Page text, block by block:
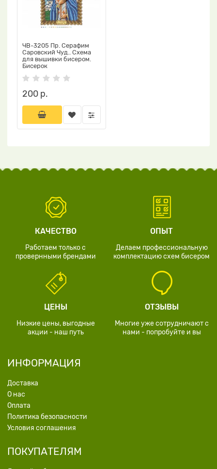
ЧВ-3205 Пр. Серафим
Саровский Чуд.. Схема
для вышивки бисером.
Бисерок
200 р.
КАЧЕСТВО
Работаем только с
провернными брендами
ОПЫТ
Делаем профессиональную
комплектацию схем бисером
ЦЕНЫ
Низкие цены, выгодные
акции - наш путь
ОТЗЫВЫ
Многие уже сотрудничают с
нами - попробуйте и вы
ИНФОРМАЦИЯ
Доставка
О нас
Оплата
Политика безопасности
Условия соглашения
ПОКУПАТЕЛЯМ